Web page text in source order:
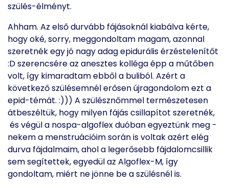
szülés-élményt.
Ahham. Az első durvább fájásoknál kiabálva kérte,
hogy oké, sorry, meggondoltam magam, azonnal
szeretnék egy jó nagy adag epidurális érzéstelenítőt
:D szerencsére az anesztes kolléga épp a műtőben
volt, így kimaradtam ebből a buliból. Azért a
következő szülésemnél erősen újragondolom ezt a
epid-témát. :))) A szülésznőmmel természetesen
átbeszéltük, hogy milyen fájás csillapítot szeretnék,
és végül a nospa-algoflex duóban egyeztünk meg -
nekem a menstruációim során is voltak azért elég
durva fájdalmaim, ahol a legerősebb fájdalomcsillik
sem segítettek, egyedül az Algoflex-M, így
gondoltam, miért ne jönne be a szülésnél is.